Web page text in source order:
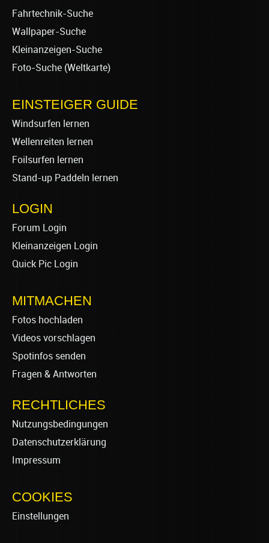
Fahrtechnik-Suche
Wallpaper-Suche
Kleinanzeigen-Suche
Foto-Suche (Weltkarte)
EINSTEIGER GUIDE
Windsurfen lernen
Wellenreiten lernen
Foilsurfen lernen
Stand-up Paddeln lernen
LOGIN
Forum Login
Kleinanzeigen Login
Quick Pic Login
MITMACHEN
Fotos hochladen
Videos vorschlagen
Spotinfos senden
Fragen & Antworten
RECHTLICHES
Nutzungsbedingungen
Datenschutzerklärung
Impressum
COOKIES
Einstellungen